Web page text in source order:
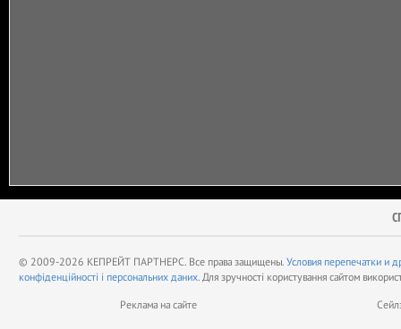
© 2009-2026 КЕПРЕЙТ ПАРТНЕРС. Все права защищены. Условия перепечатки и
конфіденційності і персональних даних. Для зручності користування сайтом
Реклама на сайте